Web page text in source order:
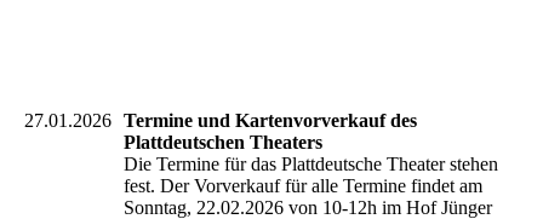
27.01.2026 Termine und Kartenvorverkauf des
Plattdeutschen Theaters
Die Termine für das Plattdeutsche Theater stehen
fest. Der Vorverkauf für alle Termine findet am
Sonntag, 22.02.2026 von 10-12h im Hof Jünger